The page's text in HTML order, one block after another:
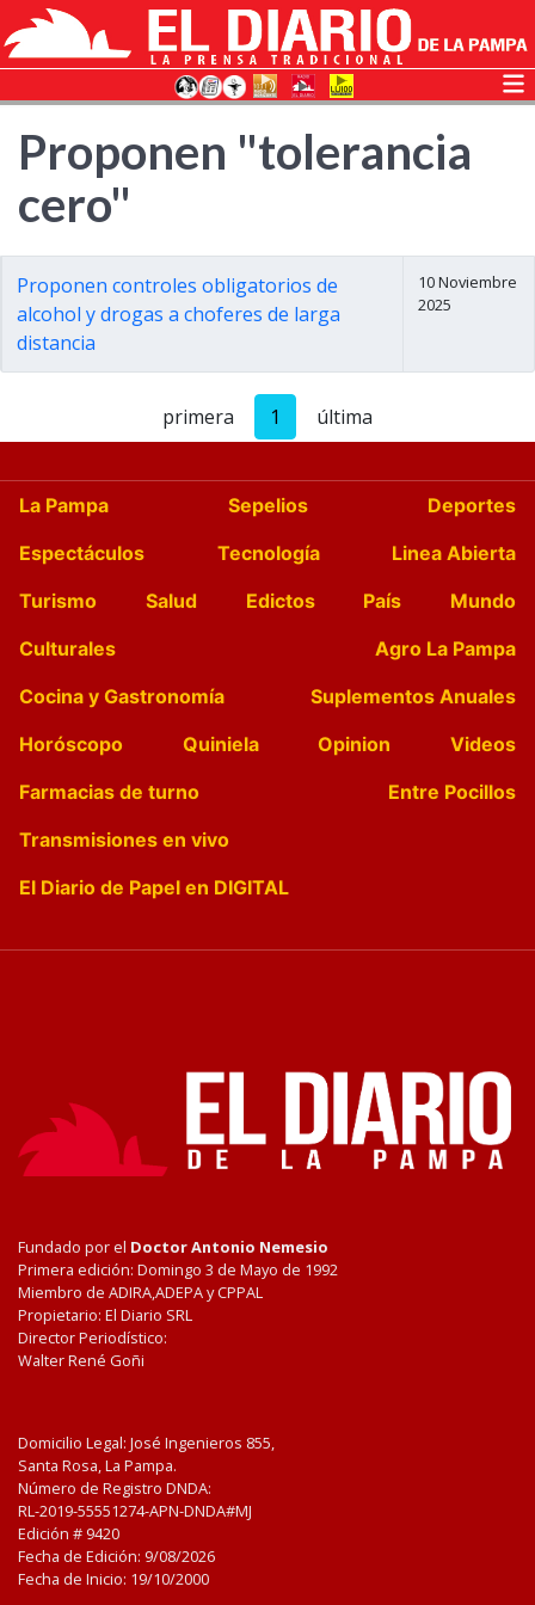
Proponen "tolerancia
cero"
Proponen controles obligatorios de
alcohol y drogas a choferes de larga
distancia
10 Noviembre
2025
primera 1 última
La Pampa Sepelios
Deportes
Espectáculos
Tecnología
Linea Abierta
Turismo
Salud Edictos País
Mundo
Culturales
Agro La Pampa
Cocina y Gastronomía
Suplementos Anuales
Horóscopo
Quiniela Opinion
Videos
Farmacias de turno
Entre Pocillos
Transmisiones en vivo
El Diario de Papel en DIGITAL
Fundado por el Doctor Antonio Nemesio
Primera edición: Domingo 3 de Mayo de 1992
Miembro de ADIRA,ADEPA y CPPAL
Propietario: El Diario SRL
Director Periodístico:
Walter René Goñi
Domicilio Legal: José Ingenieros 855,
Santa Rosa, La Pampa.
Número de Registro DNDA:
RL-2019-55551274-APN-DNDA#MJ
Edición # 9420
Fecha de Edición: 9/08/2026
Fecha de Inicio: 19/10/2000